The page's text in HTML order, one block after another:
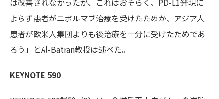
は改善されなかったが、これはおそらく、PD-L1発現に
よらず患者がニボルマブ治療を受けたためか、アジア人
患者が欧米人集団よりも後治療を十分に受けたためであ
ろう」とAl-Batran教授は述べた。
KEYNOTE 590